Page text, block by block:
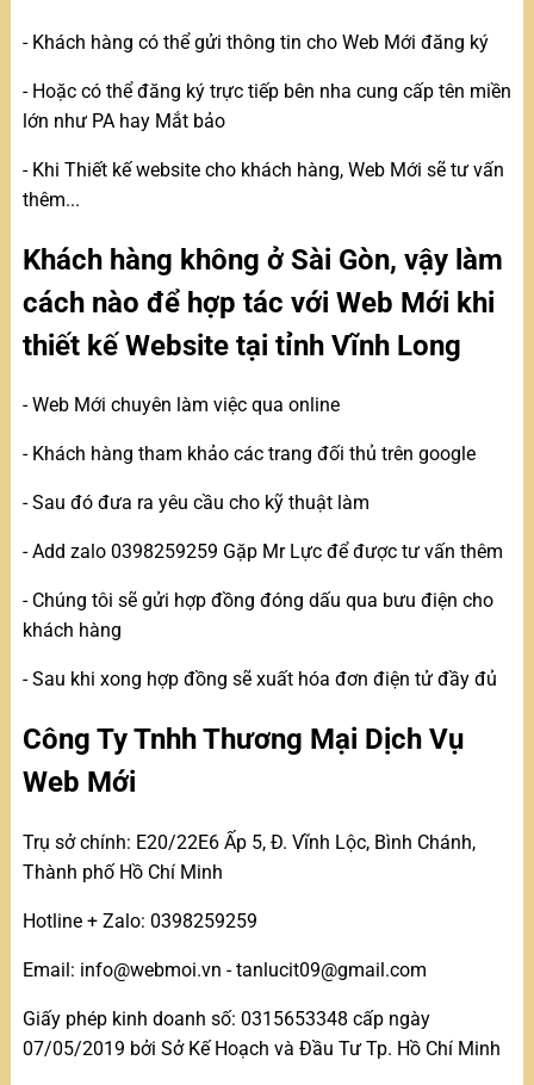
- Khách hàng có thể gửi thông tin cho Web Mới đăng ký
- Hoặc có thể đăng ký trực tiếp bên nha cung cấp tên miền
lớn như PA hay Mắt bảo
- Khi Thiết kế website cho khách hàng, Web Mới sẽ tư vấn
thêm...
Khách hàng không ở Sài Gòn, vậy làm
cách nào để hợp tác với Web Mới khi
thiết kế Website tại tỉnh Vĩnh Long
- Web Mới chuyên làm việc qua online
- Khách hàng tham khảo các trang đối thủ trên google
- Sau đó đưa ra yêu cầu cho kỹ thuật làm
- Add zalo 0398259259 Gặp Mr Lực để được tư vấn thêm
- Chúng tôi sẽ gửi hợp đồng đóng dấu qua bưu điện cho
khách hàng
- Sau khi xong hợp đồng sẽ xuất hóa đơn điện tử đầy đủ
Công Ty Tnhh Thương Mại Dịch Vụ
Web Mới
Trụ sở chính: E20/22E6 Ấp 5, Đ. Vĩnh Lộc, Bình Chánh,
Thành phố Hồ Chí Minh
Hotline + Zalo: 0398259259
Email: info@webmoi.vn - tanlucit09@gmail.com
Giấy phép kinh doanh số: 0315653348 cấp ngày
07/05/2019 bởi Sở Kế Hoạch và Đầu Tư Tp. Hồ Chí Minh